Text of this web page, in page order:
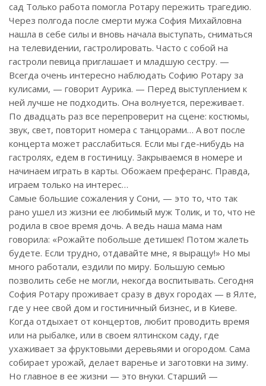
сад Только работа помогла Ротару пережить трагедию.
Через полгода после смерти мужа София Михайловна
нашла в себе силы и вновь начала выступать, сниматься
на телевидении, гастролировать. Часто с собой на
гастроли певица приглашает и младшую сестру. —
Всегда очень интересно наблюдать Софию Ротару за
кулисами, — говорит Аурика. — Перед выступлением к
ней лучше не подходить. Она волнуется, переживает.
По двадцать раз все перепроверит на сцене: костюмы,
звук, свет, повторит номера с танцорами… А вот после
концерта может расслабиться. Если мы где-нибудь на
гастролях, едем в гостиницу. Закрываемся в номере и
начинаем играть в карты. Обожаем преферанс. Правда,
играем только на интерес…
Самые большие сожаления у Сони, — это то, что так
рано ушел из жизни ее любимый муж Толик, и то, что не
родила в свое время дочь. А ведь наша мама нам
говорила: «Рожайте побольше детишек! Потом жалеть
будете. Если трудно, отдавайте мне, я выращу!» Но мы
много работали, ездили по миру. Большую семью
позволить себе не могли, некогда воспитывать. Сегодня
София Ротару проживает сразу в двух городах — в Ялте,
где у нее свой дом и гостиничный бизнес, и в Киеве.
Когда отдыхает от концертов, любит проводить время
или на рыбалке, или в своем ялтинском саду, где
ухаживает за фруктовыми деревьями и огородом. Сама
собирает урожай, делает варенье и заготовки на зиму.
Но главное в ее жизни — это внуки. Старший —